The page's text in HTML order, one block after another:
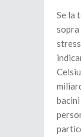
Se la
sopra